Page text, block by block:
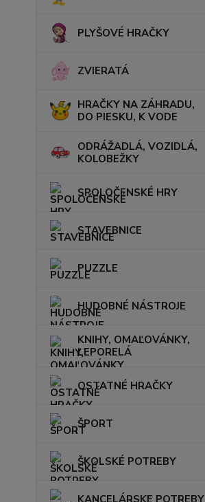
PLYŠOVÉ HRAČKY
ZVIERATÁ
HRAČKY NA ZÁHRADU,
DO PIESKU, K VODE
ODRÁŽADLÁ, VOZIDLÁ,
KOLOBEŽKY
SPOLOČENSKÉ HRY
STAVEBNICE
PUZZLE
HUDOBNÉ NÁSTROJE
KNIHY, OMAĽOVÁNKY,
LEPORELÁ
OSTATNÉ HRAČKY
ŠPORT
ŠKOLSKÉ POTREBY
KANCELÁRSKE POTREBY